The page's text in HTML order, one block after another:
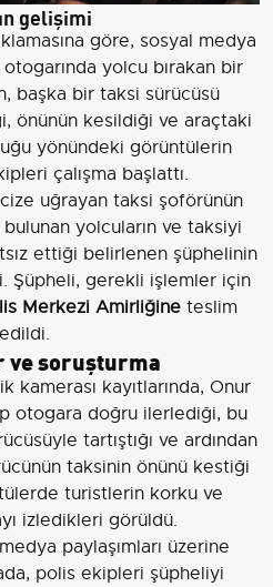
gelişimi
göre, sosyal medya
otogarında yolcu bırakan bir
başka bir taksi sürücüsü
önünün kesildiği ve araçtaki
yönündeki görüntülerin
çalışma başlattı.
uğrayan taksi şoförünün
yolcuların ve taksiyi
ettiği belirlenen şüphelinin
gerekli işlemler için
Merkezi Amirliğine teslim
edildi.
ve soruşturma
kamerası kayıtlarında, Onur
otogara doğru ilerlediği, bu
tartıştığı ve ardından
taksinin önünü kestiği
turistlerin korku ve
izledikleri görüldü.
paylaşımları üzerine
polis ekipleri şüpheliyi